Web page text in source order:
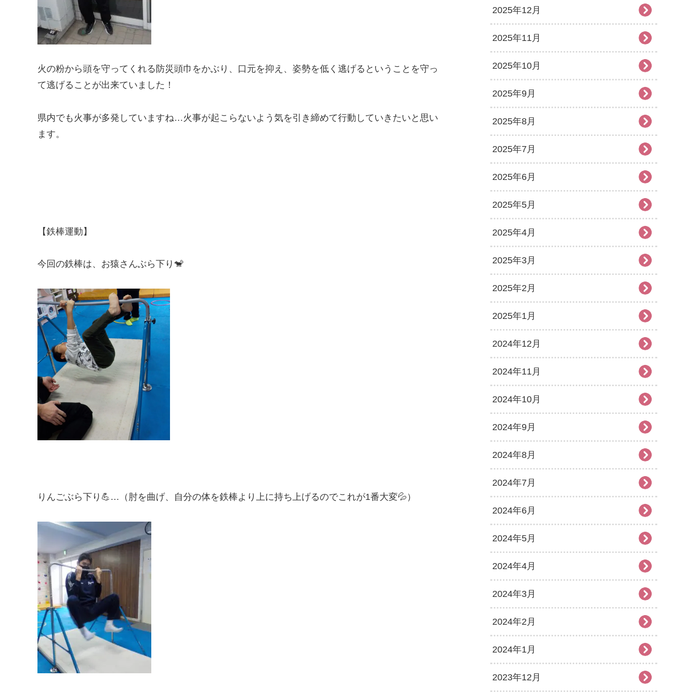
火の粉から頭を守ってくれる防災頭巾をかぶり、口元を抑え、姿勢を低く逃げるということを守っ
て逃げることが出来ていました！
県内でも火事が多発していますね…火事が起こらないよう気を引き締めて行動していきたいと思い
ます。
【鉄棒運動】
今回の鉄棒は、お猿さんぶら下り🐒
りんごぶら下り💪…（肘を曲げ、自分の体を鉄棒より上に持ち上げるのでこれが1番大変💦）
2025年12月
2025年11月
2025年10月
2025年9月
2025年8月
2025年7月
2025年6月
2025年5月
2025年4月
2025年3月
2025年2月
2025年1月
2024年12月
2024年11月
2024年10月
2024年9月
2024年8月
2024年7月
2024年6月
2024年5月
2024年4月
2024年3月
2024年2月
2024年1月
2023年12月